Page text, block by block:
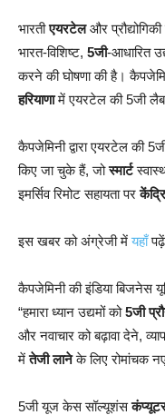
भारतीएयरटेलऔर
भारत-विशिष्ट, 5जी-आधारित
करने की घोषणा की है।
हरियाणामें एयरटेल की 5जी
कैपजेमिनी द्वारा एयरटेल की
किए जा चुके हैं, जोस्मार्ट
इमर्सिव रिमोट सहायता पर
इस खबर को अंग्रेजी मेंयहाँ
कैपजेमिनी की इंडिया बिजनेस
“हमारा ध्यान उद्यमों को5जी
और नवाचार को बढ़ावा देने,
मेंतेजी लानेके लिए रोमांचक
5जी यूज केस सॉल्यूशंस